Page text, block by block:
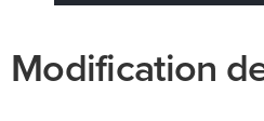
Modification